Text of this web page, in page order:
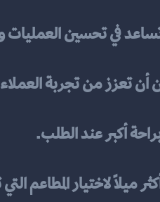
في تحسين العمليات
أن تعزز من تجربة
أكبر عند الطلب.
لاختيار المطاعم